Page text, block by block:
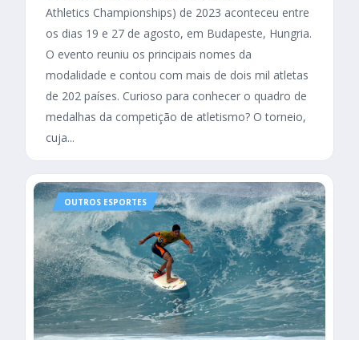
Athletics Championships) de 2023 aconteceu entre
os dias 19 e 27 de agosto, em Budapeste, Hungria.
O evento reuniu os principais nomes da
modalidade e contou com mais de dois mil atletas
de 202 países. Curioso para conhecer o quadro de
medalhas da competição de atletismo? O torneio,
cuja...
OUTROS ESPORTES